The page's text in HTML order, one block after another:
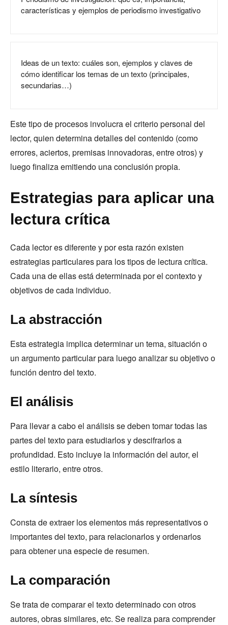
características y ejemplos de periodismo investigativo
Ideas de un texto: cuáles son, ejemplos y claves de
cómo identificar los temas de un texto (principales,
secundarias…)
Este tipo de procesos involucra el criterio personal del
lector, quien determina detalles del contenido (como
errores, aciertos, premisas innovadoras, entre otros) y
luego finaliza emitiendo una conclusión propia.
Estrategias para aplicar una
lectura crítica
Cada lector es diferente y por esta razón existen
estrategias particulares para los tipos de lectura crítica.
Cada una de ellas está determinada por el contexto y
objetivos de cada individuo.
La abstracción
Esta estrategia implica determinar un tema, situación o
un argumento particular para luego analizar su objetivo o
función dentro del texto.
El análisis
Para llevar a cabo el análisis se deben tomar todas las
partes del texto para estudiarlos y descifrarlos a
profundidad. Esto incluye la información del autor, el
estilo literario, entre otros.
La síntesis
Consta de extraer los elementos más representativos o
importantes del texto, para relacionarlos y ordenarlos
para obtener una especie de resumen.
La comparación
Se trata de comparar el texto determinado con otros
autores, obras similares, etc. Se realiza para comprender